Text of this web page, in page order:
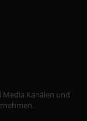
Media Kanälen und